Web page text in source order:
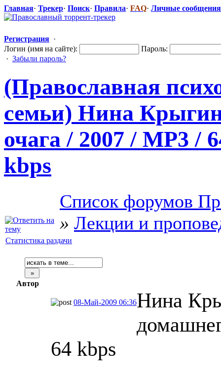
Главная· Трекер· Поиск· Правила· FAQ· Личные сообщения
Регистрация ·
Логин (имя на сайте):
Пароль:
· Забыли пароль?
(Православная
семьи) Нина
очага / 2007 / MP3 /
kbps
Список форумов
» Лекции и
Статистика раздачи
Автор
08-Май-2009 06:36Нина
64 kbps